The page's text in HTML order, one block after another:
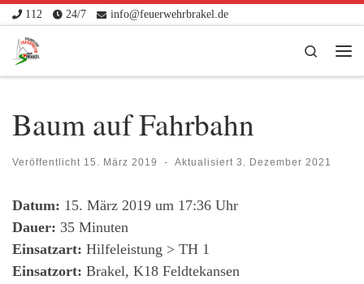
Zum Inhalt springen
112 24/7 info@feuerwehrbrakel.de
Search
Baum auf Fahrbahn
Veröffentlicht 15. März 2019 - Aktualisiert 3. Dezember 2021
Datum: 15. März 2019 um 17:36 Uhr
Dauer: 35 Minuten
Einsatzart: Hilfeleistung > TH 1
Einsatzort: Brakel, K18 Feldtekansen